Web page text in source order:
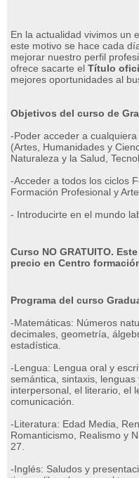
En la actualidad vivimos un
este motivo se hace cada
mejorar nuestro perfil
ofrece sacarte el Título
mejores oportunidades al
Objetivos del curso de
-Poder acceder a
(Artes, Humanidades y
Naturaleza y la Salud,
-Acceder a todos los ciclos
Formación Profesional y
- Introducirte en el mundo
Curso NO GRATUITO.
precio en Centro
Programa del curso
-Matemáticas: Números
decimales, geometría,
estadística.
-Lengua: Lengua oral y
semántica, sintaxis,
interpersonal, el literario, el
comunicación.
-Literatura: Edad Media,
Romanticismo, Realismo y
27.
-Inglés: Saludos y